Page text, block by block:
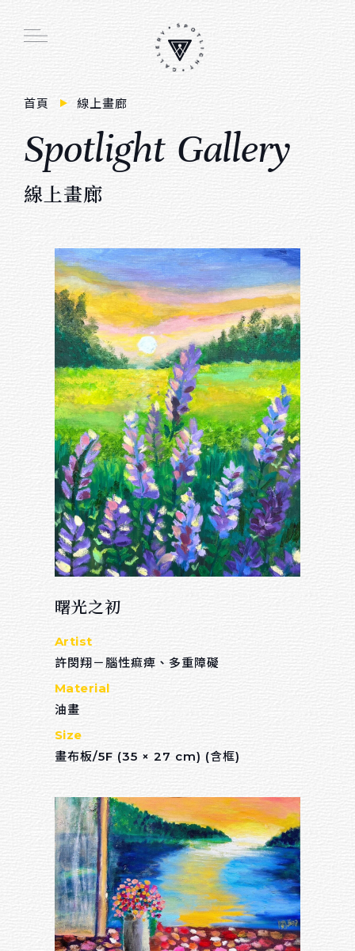
Main function
線上畫廊
周邊商品
創作者介紹
會員註冊／登入
購物車
回首頁
Others
關於我們
連絡我們
招募夥伴
Sort by material
粉蠟筆
綜合媒材
麥克筆
廣告顏料
天然乾燥花卉
首頁 線上畫廊
S p o t gh t Ga e ry
線 上 畫 廊
曙光之初
Artist
許閔翔－腦性痲痺、多重障礙
Material
油畫
Size
畫布板/5F (35 × 27 cm) (含框)